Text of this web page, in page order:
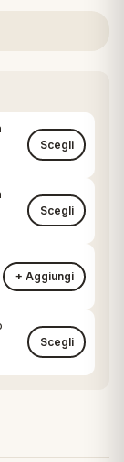
€.
49,00 €.
Scegli
da 24,00 € a
Scegli
+ Aggiungi
da 18,00 € a
Scegli